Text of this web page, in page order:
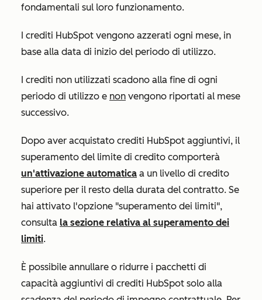
fondamentali sul loro funzionamento.
I crediti HubSpot vengono azzerati ogni mese, in
base alla data di inizio del periodo di utilizzo.
I crediti non utilizzati scadono alla fine di ogni
periodo di utilizzo e non vengono riportati al mese
successivo.
Dopo aver acquistato crediti HubSpot aggiuntivi, il
superamento del limite di credito comporterà
un'attivazione automatica a un livello di credito
superiore per il resto della durata del contratto. Se
hai attivato l'opzione "superamento dei limiti",
consulta la sezione relativa al superamento dei
limiti.
È possibile annullare o ridurre i pacchetti di
capacità aggiuntivi di crediti HubSpot solo alla